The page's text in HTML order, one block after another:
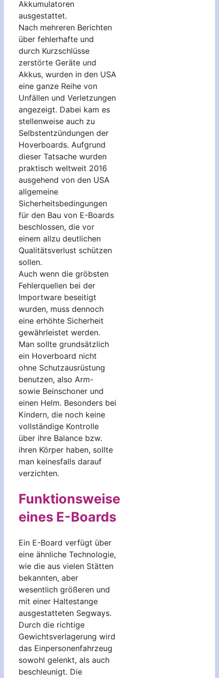
Akkumulatoren
ausgestattet.
Nach mehreren Berichten
über fehlerhafte und
durch Kurzschlüsse
zerstörte Geräte und
Akkus, wurden in den USA
eine ganze Reihe von
Unfällen und Verletzungen
angezeigt. Dabei kam es
stellenweise auch zu
Selbstentzündungen der
Hoverboards. Aufgrund
dieser Tatsache wurden
praktisch weltweit 2016
ausgehend von den USA
allgemeine
Sicherheitsbedingungen
für den Bau von E-Boards
beschlossen, die vor
einem allzu deutlichen
Qualitätsverlust schützen
sollen.
Auch wenn die gröbsten
Fehlerquellen bei der
Importware beseitigt
wurden, muss dennoch
eine erhöhte Sicherheit
gewährleistet werden.
Man sollte grundsätzlich
ein Hoverboard nicht
ohne Schutzausrüstung
benutzen, also Arm-
sowie Beinschoner und
einen Helm. Besonders bei
Kindern, die noch keine
vollständige Kontrolle
über ihre Balance bzw.
ihren Körper haben, sollte
man keinesfalls darauf
verzichten.
Funktionsweise
eines E-Boards
Ein E-Board verfügt über
eine ähnliche Technologie,
wie die aus vielen Stätten
bekannten, aber
wesentlich größeren und
mit einer Haltestange
ausgestatteten Segways.
Durch die richtige
Gewichtsverlagerung wird
das Einpersonenfahrzeug
sowohl gelenkt, als auch
beschleunigt. Die